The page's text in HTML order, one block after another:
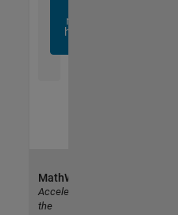
noch
heute
MathWorks
Accelerating
the